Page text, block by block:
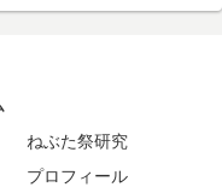
ねぶた祭研究
プロフィール